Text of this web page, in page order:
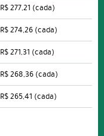
R$ 277,21 (cada)
R$ 274,26 (cada)
R$ 271,31 (cada)
R$ 268,36 (cada)
R$ 265,41 (cada)